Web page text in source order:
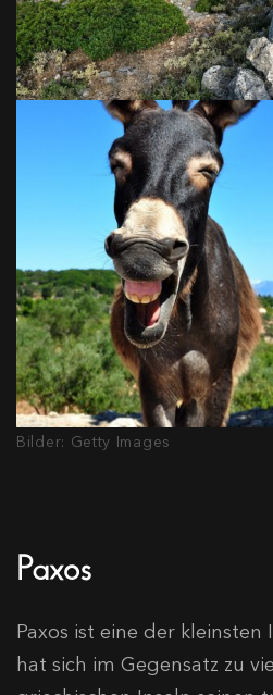
Bilder: Getty Images
Paxos
Paxos ist eine der kleinsten
hat sich im Gegensatz zu